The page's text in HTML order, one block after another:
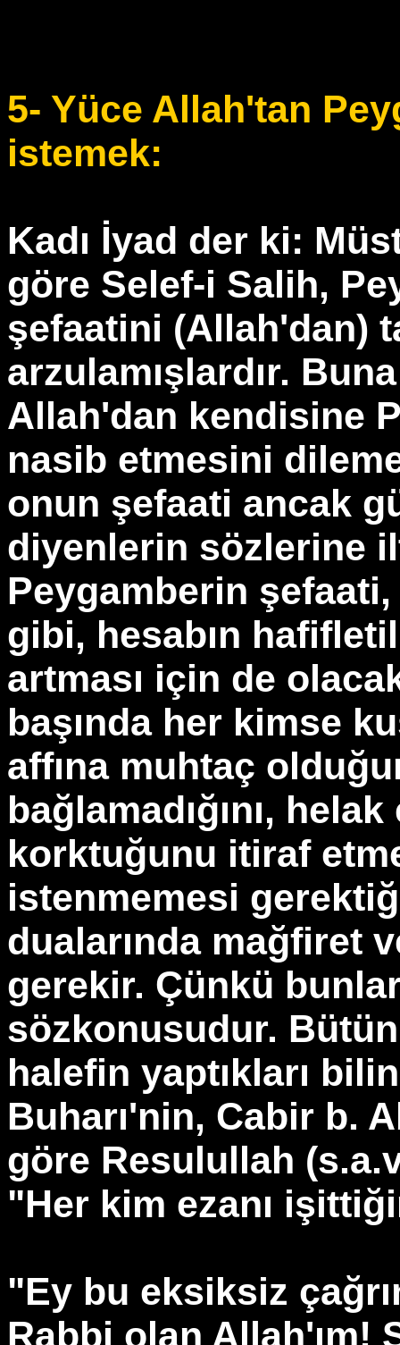
5- Yüce Allah'tan
istemek:
Kadı İyad der ki:
göre Selef-i Salih,
şefaatini (Allah'dan)
arzulamışlardır.
Allah'dan kendisine
nasib etmesini
onun şefaati ancak
diyenlerin sözlerine
Peygamberin şefaati,
gibi, hesabın
artması için de
başında her kimse
affına muhtaç
bağlamadığını,
korktuğunu itiraf
istenmemesi
dualarında mağfiret
gerekir. Çünkü
sözkonusudur.
halefin yaptıkları
Buharı'nin, Cabir b.
göre Resulullah
"Her kim ezanı
"Ey bu eksiksiz
Rabbi olan Allah'ım!